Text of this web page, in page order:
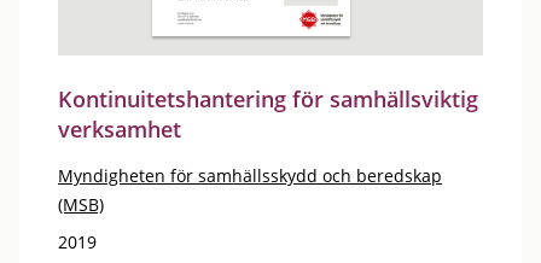
Kontinuitetshantering för samhällsviktig
verksamhet
Myndigheten för samhällsskydd och beredskap
(MSB)
2019